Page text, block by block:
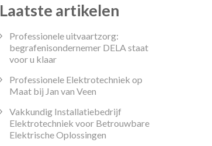
Laatste artikelen
Professionele uitvaartzorg:
begrafenisondernemer DELA staat
voor u klaar
Professionele Elektrotechniek op
Maat bij Jan van Veen
Vakkundig Installatiebedrijf
Elektrotechniek voor Betrouwbare
Elektrische Oplossingen